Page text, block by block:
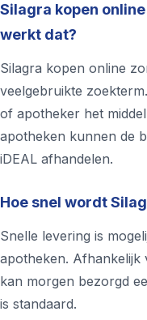
Silagra kopen
werkt dat?
Silagra kopen online
veelgebruikte
of apotheker het
apotheken kunnen de
iDEAL afhandelen.
Hoe snel wordt
Snelle levering is
apotheken. Afhankelijk
kan morgen bezorgd
is standaard.